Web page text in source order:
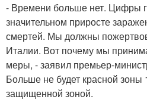
- Времени больше нет. Цифры
значительном приросте
смертей. Мы должны
Италии. Вот почему мы
меры, - заявил премьер-
Больше не будет красной зоны
защищенной зоной.